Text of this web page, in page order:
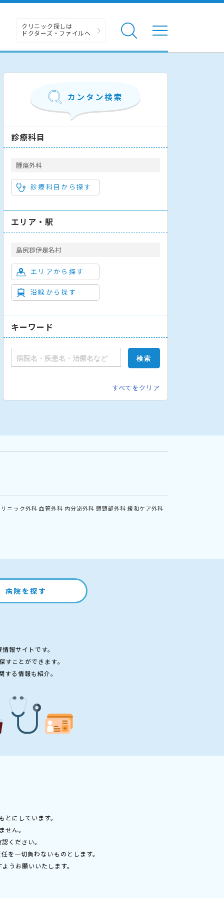
クリニック探しは
ドクターズ・ファイルへ
診療科目
腫瘍外科
診療科目から探す
エリア・駅
島尻郡伊是名村
エリアから探す
沿線から探す
キーワード
すべてをクリア
ニック外科 血管外科 内分泌外科 頭頸部外科 緩和ケア外科
病院を探す
報サイトです。
ことができます。
る情報も紹介。
にしています。
ん。
ください。
を一切負わないものとします。
うお願いいたします。